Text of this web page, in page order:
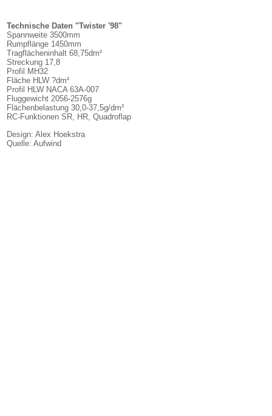
Technische Daten "Twister '98"
Spannweite 3500mm
Rumpflänge 1450mm
Tragflächeninhalt 68,75dm²
Streckung 17,8
Profil MH32
Fläche HLW ?dm²
Profil HLW NACA 63A-007
Fluggewicht 2056-2576g
Flächenbelastung 30,0-37,5g/dm²
RC-Funktionen SR, HR, Quadroflap
Design: Alex Hoekstra
Quelle: Aufwind